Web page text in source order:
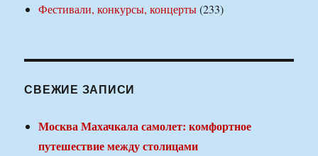
Фестивали, конкурсы, концерты(233)
СВЕЖИЕ ЗАПИСИ
Москва Махачкала самолет: комфортное
путешествие между столицами